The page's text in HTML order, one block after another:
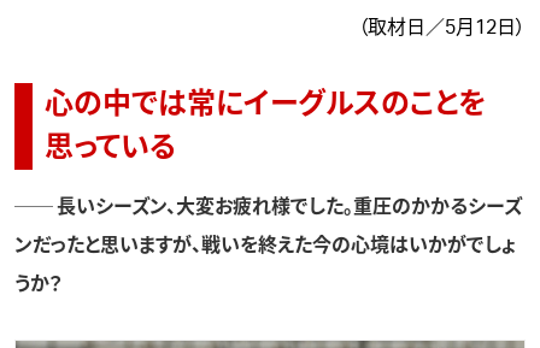
（取材日／5月12日）
心の中では常にイーグルスのことを
思っている
── 長いシーズン、大変お疲れ様でした。重圧のかかるシーズ
ンだったと思いますが、戦いを終えた今の心境はいかがでしょ
うか？